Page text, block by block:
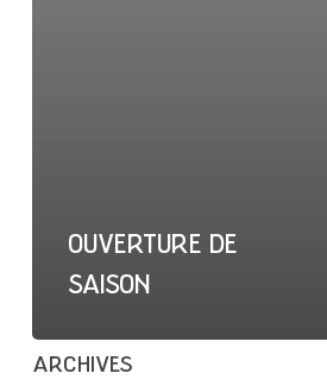
OUVERTURE DE
SAISON
ARCHIVES